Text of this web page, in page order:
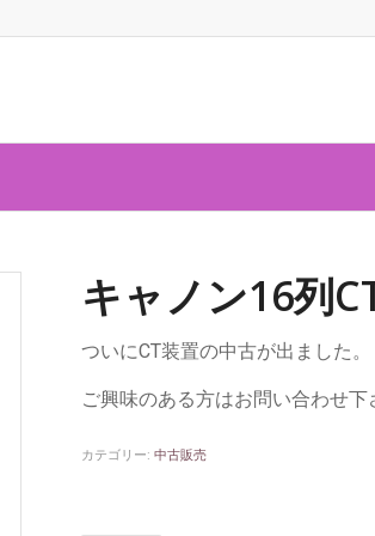
キャノン16列
ついにCT装置の中古が出ました。
ご興味のある方はお問い合わせ下
カテゴリー:中古販売